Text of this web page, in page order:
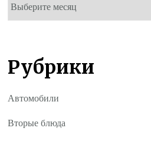
Рубрики
Автомобили
Вторые блюда